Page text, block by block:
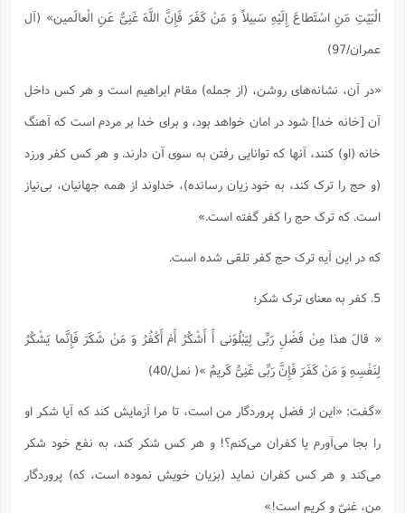
الْبَیْتِ مَنِ اسْتَطاعَ إِلَیْهِ سَبیلاً وَ مَنْ کَفَرَ فَإِنَّ اللَّهَ غَنِیٌّ عَنِ الْعالَمین‌» (آل
عمران/97)
«در آن، نشانه‌هاى روشن، (از جمله) مقام ابراهیم است و هر کس داخل
آن [خانه خدا] شود در امان خواهد بود، و براى خدا بر مردم است که آهنگ
خانه (او) کنند، آنها که توانایى رفتن به سوى آن دارند. و هر کس کفر ورزد
(و حج را ترک کند، به خود زیان رسانده)، خداوند از همه جهانیان، بى‌نیاز
است. که ترک حج را کفر گفته است.»
که در این آیه ترک حج کفر تلقی شده است.
5. کفر به معنای ترک شکر؛
« قالَ هذا مِنْ فَضْلِ رَبِّی لِیَبْلُوَنی‌ أَ أَشْکُرُ أَمْ أَکْفُرُ وَ مَنْ شَکَرَ فَإِنَّما یَشْکُرُ
لِنَفْسِهِ وَ مَنْ کَفَرَ فَإِنَّ رَبِّی غَنِیٌّ کَریمٌ »( نمل/40)
«گفت: «این از فضل پروردگار من است، تا مرا آزمایش کند که آیا شکر او
را بجا مى‌آورم یا کفران مى‌کنم؟! و هر کس شکر کند، به نفع خود شکر
مى‌کند و هر کس کفران نماید (بزیان خویش نموده است، که) پروردگار
من، غنىّ و کریم است!»